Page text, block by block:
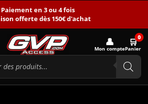
Paiement en 3 ou 4 fois
offerte dès 150€ d'achat
👤
Mon compte
🛒0
Panier